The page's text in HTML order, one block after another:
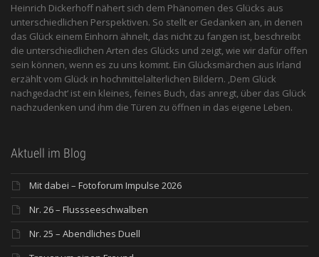
Heinrich Dickerhoff nähert sich dem Phänomen des Glücks aus
unterschiedlichen Perspektiven. So stellt er Gedanken an, in denen
das Glück einem Einhorn ähnelt, das nicht zu fangen ist, beschreibt
die unterschiedlichen Arten des Glücks und zeigt, wie wir dafür offen
sein können, wenn es zu uns kommt. Ein Glücksmärchen aus Irland
erzählt vom Glück in hochmittelalterlichen Bildern. ‚Dem Glück
nachgedacht‘ ist ein kleines, feines Buch, das anregt, über das Glück
nachzudenken und ihm die Türen zu öffnen in das eigene Leben.
Aktuell im Blog
Mit dabei – Fotoforum Impulse 2026
Nr. 26 – Flussseeschwalben
Nr. 25 – Abendliches Duell